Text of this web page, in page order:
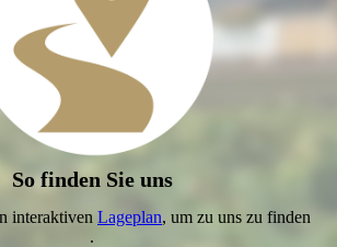
So finden Sie uns
interaktiven Lageplan, um zu uns zu finden
.